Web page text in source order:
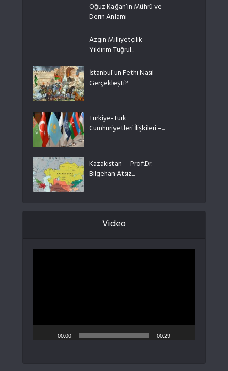
Oğuz Kağan’ın Mührü ve
Derin Anlamı
Azgın Milliyetçilik –
Yıldırım Tuğrul...
İstanbul’un Fethi Nasıl
Gerçekleşti?
Türkiye-Türk
Cumhuriyetleri İlişkileri –...
Kazakistan – Prof.Dr.
Bilgehan Atsız...
Video
00:00 00:29